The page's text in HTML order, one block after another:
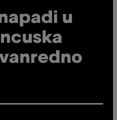
u